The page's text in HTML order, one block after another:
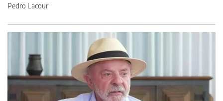
Pedro Lacour